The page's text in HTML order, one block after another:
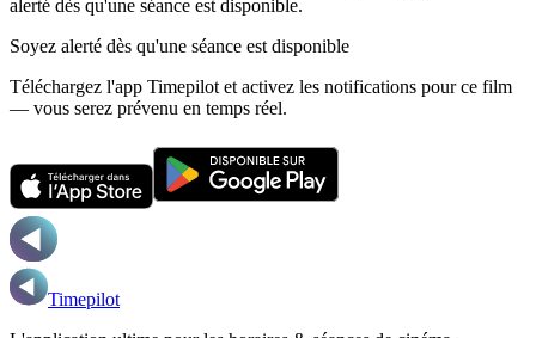
alerté dès qu'une séance est disponible.
Soyez alerté dès qu'une séance est disponible
Téléchargez l'app Timepilot et activez les notifications pour ce film
— vous serez prévenu en temps réel.
Timepilot